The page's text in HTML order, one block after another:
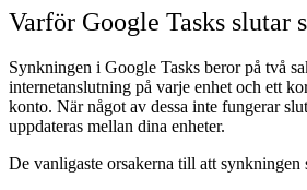
Varför Google Tasks slutar
Synkningen i Google Tasks beror på två
internetanslutning på varje enhet och ett
konto. När något av dessa inte fungerar
uppdateras mellan dina enheter.
De vanligaste orsakerna till att synkningen